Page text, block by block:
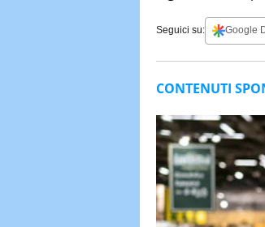
Seguici su: Google